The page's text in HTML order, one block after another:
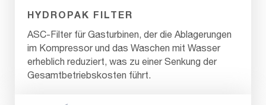
HYDROPAK FILTER
ASC-Filter für Gasturbinen, der die Ablagerungen
im Kompressor und das Waschen mit Wasser
erheblich reduziert, was zu einer Senkung der
Gesamtbetriebskosten führt.